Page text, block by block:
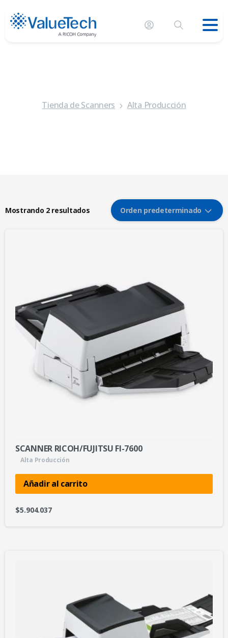
Tienda de Scanners Alta Producción
Mostrando 2 resultados Orden predeterminado
SCANNER RICOH/FUJITSU FI-7600
Alta Producción
Añadir al carrito
$5.904.037